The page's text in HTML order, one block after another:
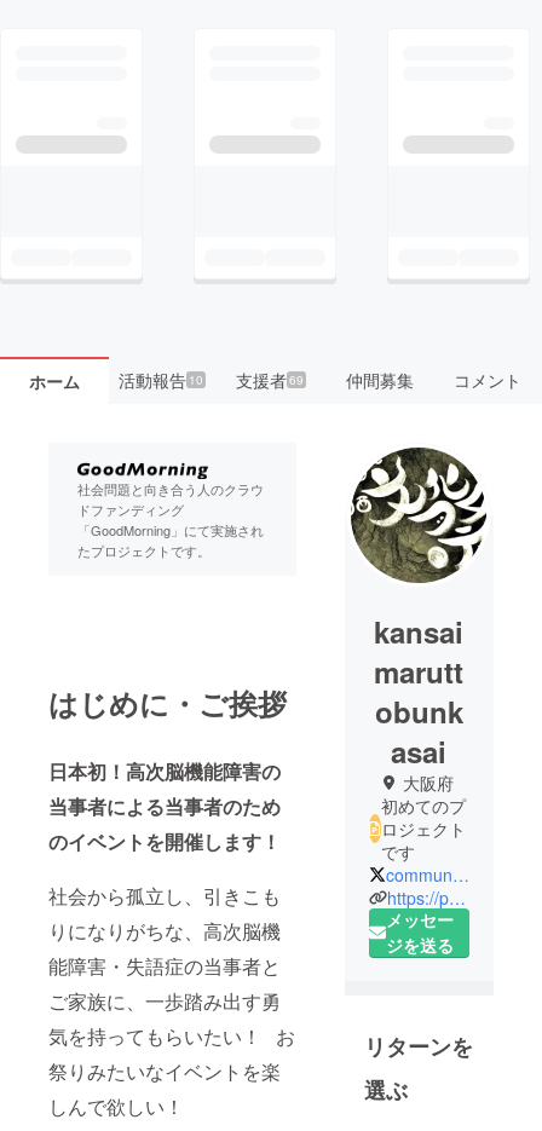
ホーム 活動報告10 支援者69 仲間募集 コメント
社会問題と向き合う人のクラウ
ドファンディング
「GoodMorning」にて実施され
たプロジェクトです。
はじめに・ご挨拶
日本初！高次脳機能障害の
当事者による当事者のため
のイベントを開催します！
社会から孤立し、引きこも
りになりがちな、高次脳機
能障害・失語症の当事者と
ご家族に、一歩踏み出す勇
気を持ってもらいたい！ お
祭りみたいなイベントを楽
しんで欲しい！
kansai
marutt
obunk
asai
大阪府
初めてのプ
ロジェクト
です
communicationtk
https://peraichi.com/landing_pages/view/marutto
メッセー
ジを送る
リターンを
選ぶ